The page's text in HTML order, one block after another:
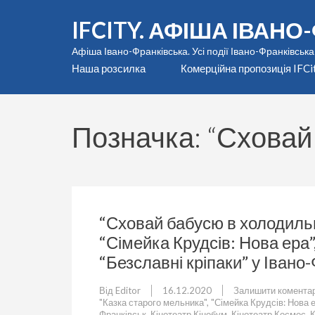
IFCITY. АФІША
Афіша Івано-Франківська. Усі події Івано-Франківська
Наша розсилка Комерційна пропозиція
Позначка:
“Сховай бабусю в
“Сімейка Крудсів: Нова
“Безславні кріпаки” у
Від Editor 16.12.2020 Залишити
"Казка старого мельника", "Сімейка Крудсів: Нова